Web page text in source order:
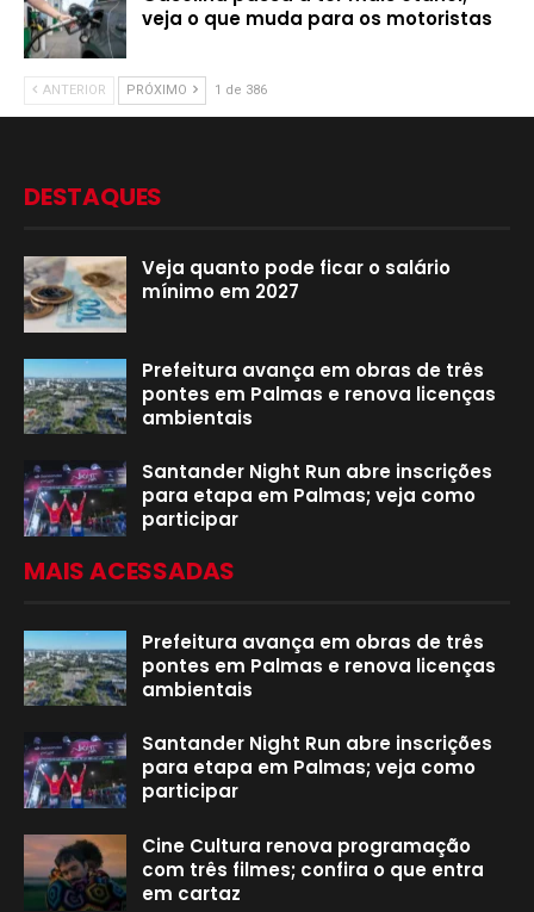
veja o que muda para os motoristas
ANTERIOR PRÓXIMO 1 de 386
DESTAQUES
Veja quanto pode ficar o salário
mínimo em 2027
Prefeitura avança em obras de três
pontes em Palmas e renova licenças
ambientais
Santander Night Run abre inscrições
para etapa em Palmas; veja como
participar
MAIS ACESSADAS
Prefeitura avança em obras de três
pontes em Palmas e renova licenças
ambientais
Santander Night Run abre inscrições
para etapa em Palmas; veja como
participar
Cine Cultura renova programação
com três filmes; confira o que entra
em cartaz